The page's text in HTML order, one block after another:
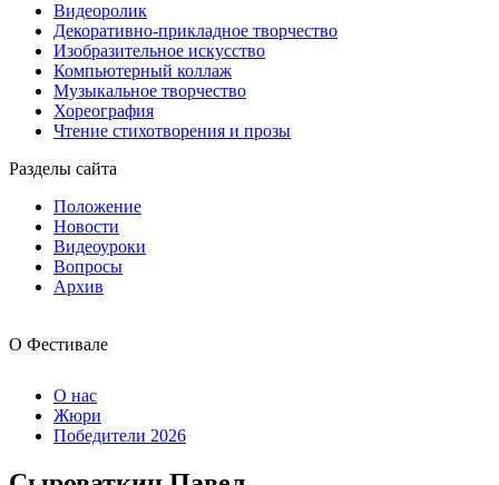
Видеоролик
Декоративно-прикладное творчество
Изобразительное искусство
Компьютерный коллаж
Музыкальное творчество
Хореография
Чтение стихотворения и прозы
Разделы сайта
Положение
Новости
Видеоуроки
Вопросы
Архив
О Фестивале
О нас
Жюри
Победители 2026